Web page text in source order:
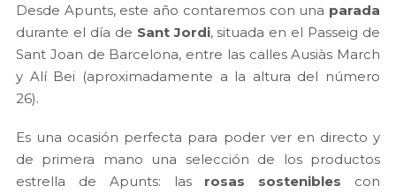
Desde Apunts, este año contaremos con una parada
durante el día de Sant Jordi, situada en el Passeig de
Sant Joan de Barcelona, entre las calles Ausiàs March
y Alí Bei (aproximadamente a la altura del número
26).
Es una ocasión perfecta para poder ver en directo y
de primera mano una selección de los productos
estrella de Apunts: las rosas sostenibles con